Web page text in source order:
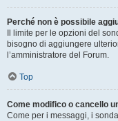
Perché non è possibile
Il limite per le opzioni del
bisogno di aggiungere
l’amministratore del Forum.
Top
Come modifico o cancello
Come per i messaggi, i